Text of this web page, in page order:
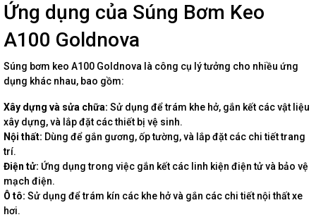
Ứng dụng của Súng Bơm Keo
A100 Goldnova
Súng bơm keo A100 Goldnova là công cụ lý tưởng cho nhiều ứng
dụng khác nhau, bao gồm:
Xây dựng và sửa chữa: Sử dụng để trám khe hở, gắn kết các vật liệu
xây dựng, và lắp đặt các thiết bị vệ sinh.
Nội thất: Dùng để gắn gương, ốp tường, và lắp đặt các chi tiết trang
trí.
Điện tử: Ứng dụng trong việc gắn kết các linh kiện điện tử và bảo vệ
mạch điện.
Ô tô: Sử dụng để trám kín các khe hở và gắn các chi tiết nội thất xe
hơi.